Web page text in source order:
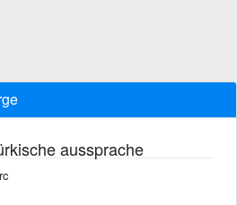
aussprache